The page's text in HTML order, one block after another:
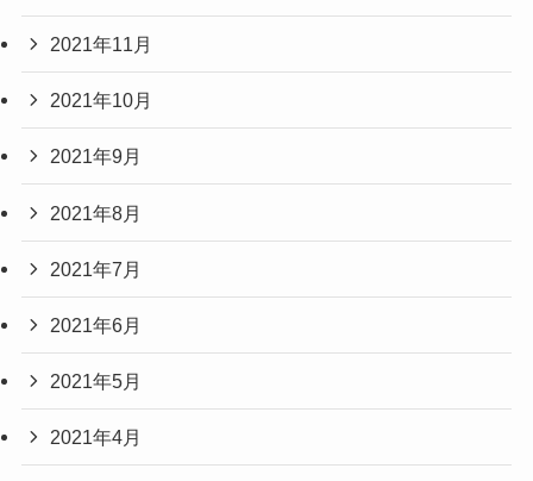
2021年11月
2021年10月
2021年9月
2021年8月
2021年7月
2021年6月
2021年5月
2021年4月